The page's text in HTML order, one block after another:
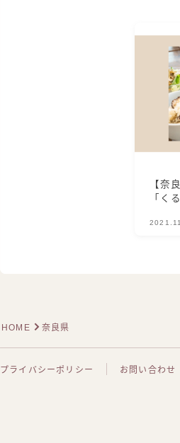
【奈
「く
HOME 奈良県
プライバシーポリシー お問い合わせ